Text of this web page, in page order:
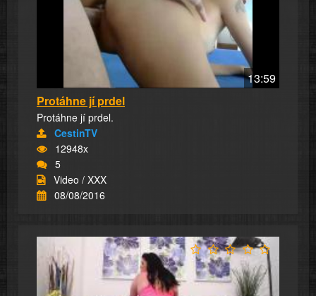
13:59
Protáhne jí prdel
Protáhne jí prdel.
CestinTV
12948x
5
Video / XXX
08/08/2016